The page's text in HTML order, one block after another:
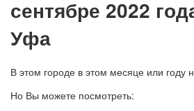
сентябре 2022
Уфа
В этом городе в этом месяце или году
Но Вы можете посмотреть: